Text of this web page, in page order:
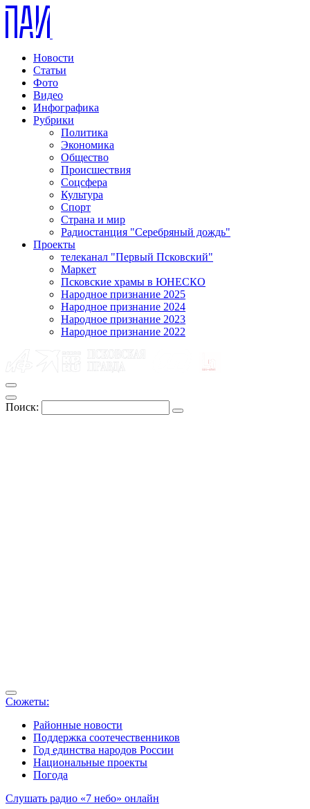
Новости
Статьи
Фото
Видео
Инфографика
Рубрики
Политика
Экономика
Общество
Происшествия
Соцсфера
Культура
Спорт
Страна и мир
Радиостанция "Серебряный дождь"
Проекты
телеканал "Первый Псковский"
Маркет
Псковские храмы в ЮНЕСКО
Народное признание 2025
Народное признание 2024
Народное признание 2023
Народное признание 2022
Поиск:
Сюжеты:
Районные новости
Поддержка соотечественников
Год единства народов России
Национальные проекты
Погода
Слушать радио «7 небо» онлайн